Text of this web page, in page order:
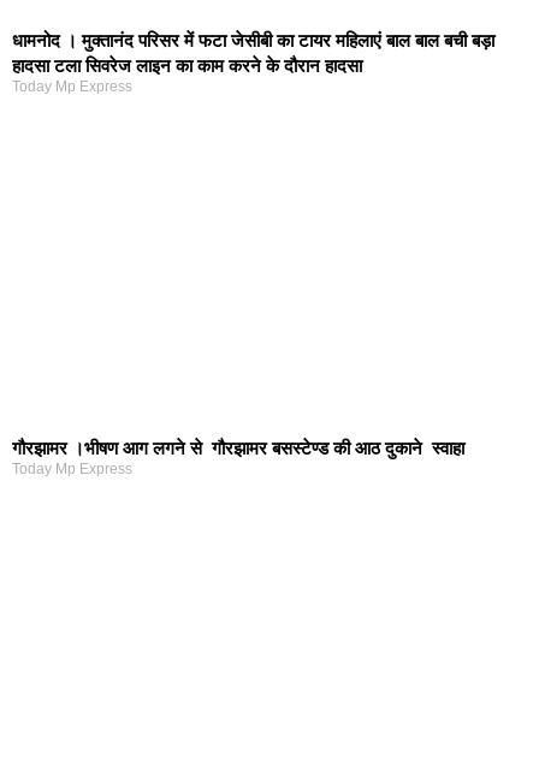
धामनोद । मुक्तानंद परिसर में फटा जेसीबी का टायर महिलाएं बाल बाल बची बड़ा
हादसा टला सिवरेज लाइन का काम करने के दौरान हादसा
Today Mp Express
गौरझामर ।भीषण आग लगने से गौरझामर बसस्टेण्ड की आठ दुकाने स्वाहा
Today Mp Express